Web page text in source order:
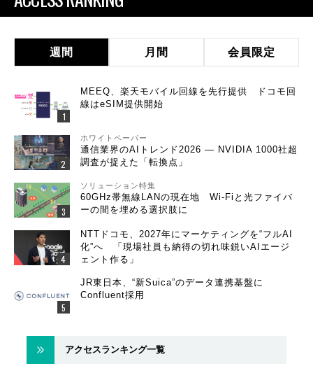
週間 月間 会員限定
MEEQ、楽天モバイル回線を先行提供 ドコモ回
線はeSIM提供開始
ホワイトペーパー
通信業界のAIトレンド2026 ― NVIDIA 1000社超
調査が捉えた「転換点」
ソリューション特集
60GHz帯無線LANの現在地 Wi-Fiと光ファイバ
ーの間を埋める選択肢に
NTTドコモ、2027年にマーケティングを“フルAI
化”へ 「現場社員も納得の切れ味鋭いAIエージ
ェント作る」
JR東日本、“新Suica”のデータ連携基盤に
Confluent採用
アクセスランキング一覧